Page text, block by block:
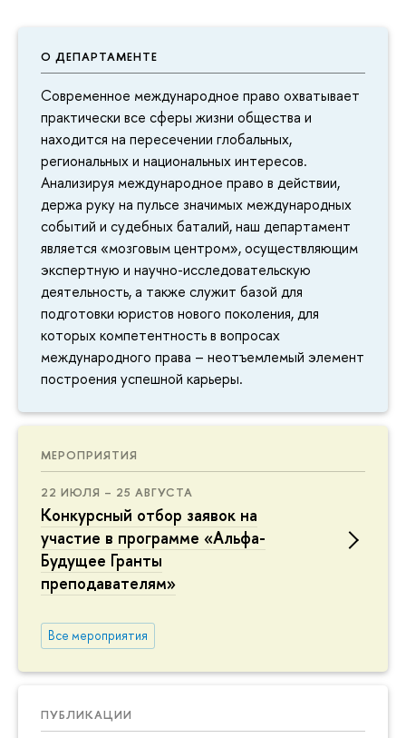
О ДЕПАРТАМЕНТЕ
Современное международное право охватывает
практически все сферы жизни общества и
находится на пересечении глобальных,
региональных и национальных интересов.
Анализируя международное право в действии,
держа руку на пульсе значимых международных
событий и судебных баталий, наш департамент
является «мозговым центром», осуществляющим
экспертную и научно-исследовательскую
деятельность, а также служит базой для
подготовки юристов нового поколения, для
которых компетентность в вопросах
международного права – неотъемлемый элемент
построения успешной карьеры.
МЕРОПРИЯТИЯ
22 ИЮЛЯ – 25 АВГУСТА
Конкурсный отбор заявок на
участие в программе «Альфа-
Будущее Гранты
преподавателям»
Все мероприятия
ПУБЛИКАЦИИ